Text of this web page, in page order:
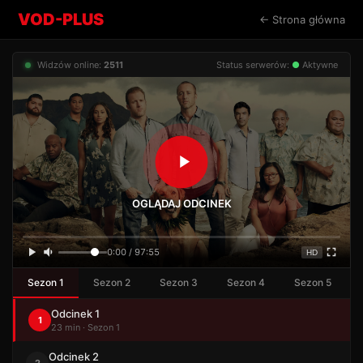
VOD-PLUS ← Strona główna
Widzów online: 2511 Status serwerów: ● Aktywne
OGLĄDAJ ODCINEK
0:00 / 97:55 HD
Sezon 1 Sezon 2 Sezon 3 Sezon 4 Sezon 5
1 Odcinek 1
23 min · Sezon 1
Odcinek 2